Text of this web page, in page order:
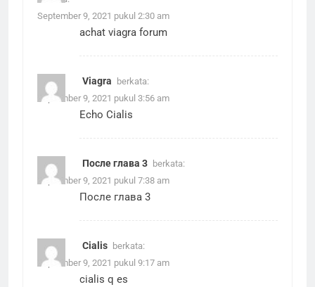
September 9, 2021 pukul 2:30 am
achat viagra forum
Viagra
berkata:
September 9, 2021 pukul 3:56 am
Echo Cialis
После глава 3 berkata:
September 9, 2021 pukul 7:38 am
После глава 3
Cialis berkata:
September 9, 2021 pukul 9:17 am
cialis q es